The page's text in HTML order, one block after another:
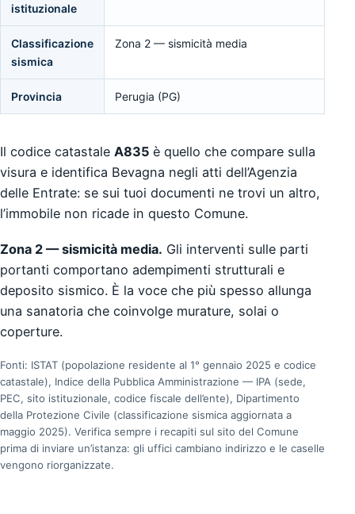
istituzionale
Classificazione
sismica
Zona 2 — sismicità media
Provincia Perugia (PG)
Il codice catastale A835 è quello che compare sulla
visura e identifica Bevagna negli atti dell’Agenzia
delle Entrate: se sui tuoi documenti ne trovi un altro,
l’immobile non ricade in questo Comune.
Zona 2 — sismicità media. Gli interventi sulle parti
portanti comportano adempimenti strutturali e
deposito sismico. È la voce che più spesso allunga
una sanatoria che coinvolge murature, solai o
coperture.
Fonti: ISTAT (popolazione residente al 1° gennaio 2025 e codice
catastale), Indice della Pubblica Amministrazione — IPA (sede,
PEC, sito istituzionale, codice fiscale dell’ente), Dipartimento
della Protezione Civile (classificazione sismica aggiornata a
maggio 2025). Verifica sempre i recapiti sul sito del Comune
prima di inviare un’istanza: gli uffici cambiano indirizzo e le caselle
vengono riorganizzate.